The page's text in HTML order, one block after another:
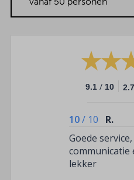
9.1 / 10
10/ 10
R.
Goede
communicatie
lekker